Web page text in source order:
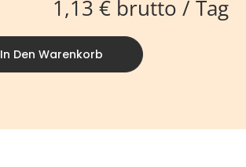
1,13 €brutto / Tag
In Den Warenkorb